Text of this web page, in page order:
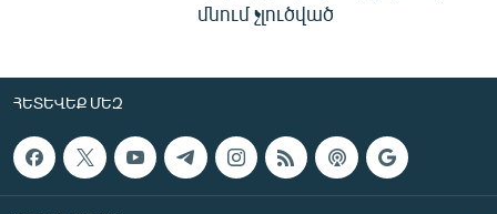
մնում չլուծված
ՀԵՏԵՎԵՔ ՄԵԶ